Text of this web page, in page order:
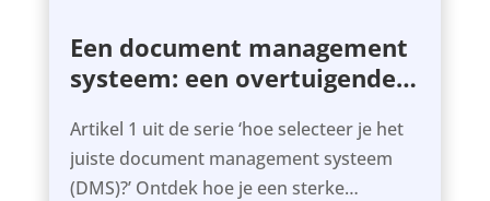
Een document management
systeem: een overtuigende
Artikel 1 uit de serie ‘hoe selecteer je het
juiste document management systeem
(DMS)?’ Ontdek hoe je een sterke